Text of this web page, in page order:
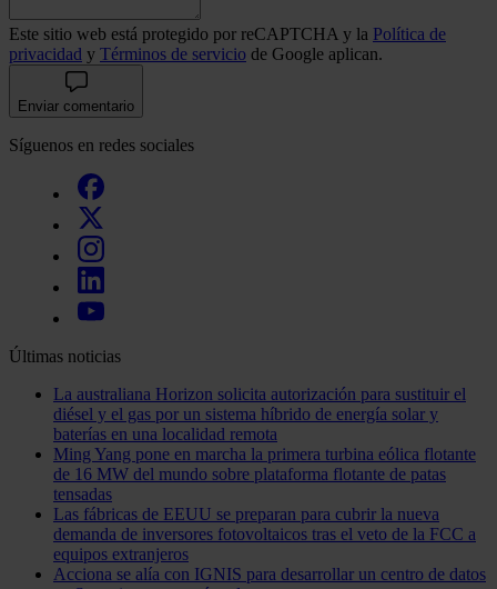
Este sitio web está protegido por reCAPTCHA y la Política de
privacidad y Términos de servicio de Google aplican.
Enviar comentario
Síguenos en redes sociales
Últimas noticias
La australiana Horizon solicita autorización para sustituir el
diésel y el gas por un sistema híbrido de energía solar y
baterías en una localidad remota
Ming Yang pone en marcha la primera turbina eólica flotante
de 16 MW del mundo sobre plataforma flotante de patas
tensadas
Las fábricas de EEUU se preparan para cubrir la nueva
demanda de inversores fotovoltaicos tras el veto de la FCC a
equipos extranjeros
Acciona se alía con IGNIS para desarrollar un centro de datos